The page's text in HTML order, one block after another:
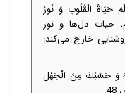
حَیَاةُ الْقُلُوبِ وَ نُورُ
حیات دل‌ها و نور
خارج می‌کند:
وَ حَسْبُكَ مِنَ الْجَهْلِ